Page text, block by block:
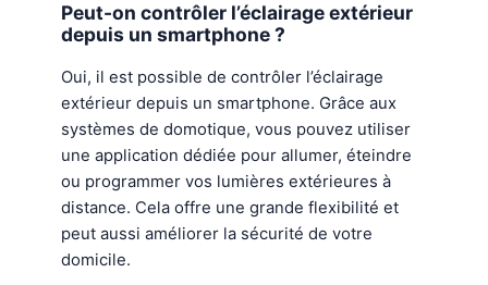
Peut-on contrôler l’éclairage extérieur
depuis un smartphone ?
Oui, il est possible de contrôler l’éclairage
extérieur depuis un smartphone. Grâce aux
systèmes de domotique, vous pouvez utiliser
une application dédiée pour allumer, éteindre
ou programmer vos lumières extérieures à
distance. Cela offre une grande flexibilité et
peut aussi améliorer la sécurité de votre
domicile.